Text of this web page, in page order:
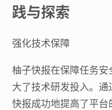
践与探索
强化技术保障
柚子快报在保障任务
大了技术研发投入。
快报成功地提高了平